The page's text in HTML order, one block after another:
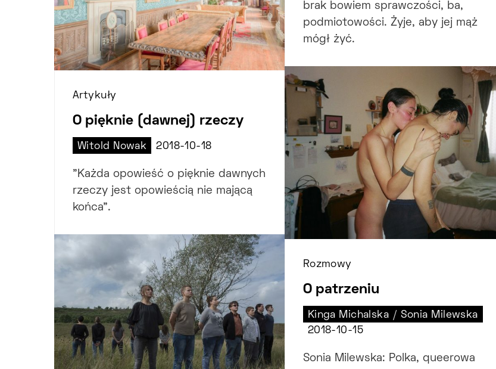
Artykuły
O pięknie (dawnej) rzeczy
Witold Nowak 2018-10-18
"Każda opowieść o pięknie dawnych
rzeczy jest opowieścią nie mającą
końca".
brak bowiem sprawczości, ba,
podmiotowości. Żyje, aby jej mąż
mógł żyć.
Rozmowy
O patrzeniu
Kinga Michalska / Sonia Milewska
2018-10-15
Sonia Milewska: Polka, queerowa